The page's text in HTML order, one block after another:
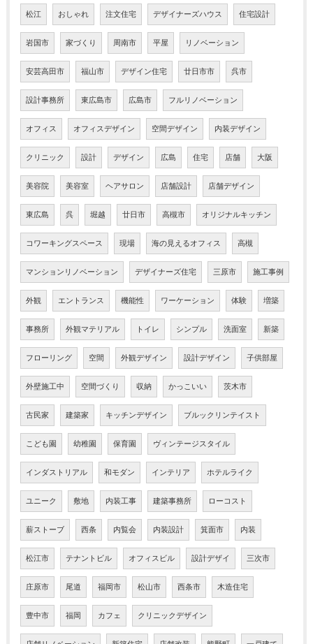
松江 おしゃれ 注文住宅 デザイナーズハウス 住宅設計
岩国市 家づくり 周南市 平屋 リノベーション
安芸高田市 福山市 デザイン住宅 廿日市市 呉市
設計事務所 東広島市 広島市 フルリノベーション
オフィス オフィスデザイン 空間デザイン 内装デザイン
クリニック 設計 デザイン 広島 住宅 店舗 大阪
美容院 美容室 ヘアサロン 店舗設計 店舗デザイン
東広島 呉 堀越 廿日市 高槻市 オリジナルキッチン
コワーキングスペース 現場 海の見えるオフィス 高槻
マンションリノベーション デザイナーズ住宅 三原市 施工事例
外観 エントランス 機能性 ワーケーション 体験 増築
事務所 外観マテリアル トイレ シンプル 洗面室 新築
フローリング 空間 外観デザイン 設計デザイン 子供部屋
外壁施工中 空間づくり 収納 かっこいい 茨木市
古民家 建築家 キッチンデザイン ブルックリンテイスト
こども園 幼稚園 保育園 ヴィンテージスタイル
インダストリアル 和モダン インテリア ホテルライク
ユニーク 敷地 内装工事 建築事務所 ローコスト
薪ストーブ 西条 内覧会 内装設計 箕面市 内装
松江市 テナントビル オフィスビル 設計デザイ 三次市
庄原市 尾道 福岡市 松山市 西条市 木造住宅
豊中市 福岡 カフェ クリニックデザイン